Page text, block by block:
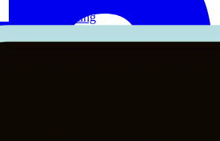
Luceco Lighting